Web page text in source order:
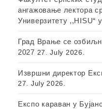
ангажовање лектора
Универзитету ,,HISU“
Град Врање се
2027 27. July 2026.
Извршни директор
27. July 2026.
Експо караван у